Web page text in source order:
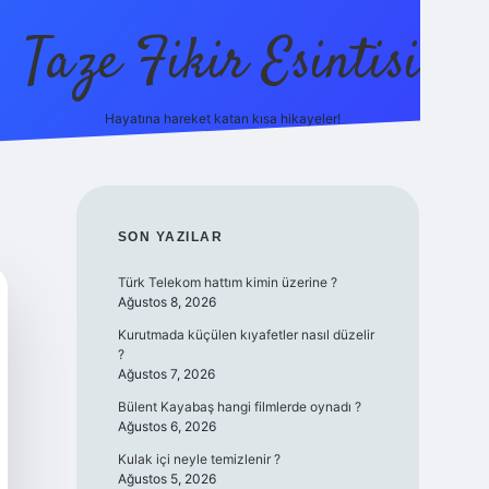
Taze Fikir Esintisi
Hayatına hareket katan kısa hikayeler!
SIDEBAR
SON YAZILAR
Türk Telekom hattım kimin üzerine ?
Ağustos 8, 2026
Kurutmada küçülen kıyafetler nasıl düzelir
?
Ağustos 7, 2026
Bülent Kayabaş hangi filmlerde oynadı ?
Ağustos 6, 2026
Kulak içi neyle temizlenir ?
Ağustos 5, 2026